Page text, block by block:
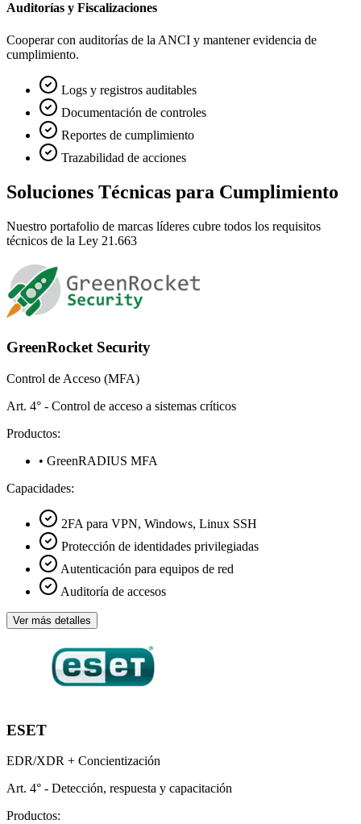
Auditorías y Fiscalizaciones
Cooperar con auditorías de la ANCI y mantener evidencia de
cumplimiento.
Logs y registros auditables
Documentación de controles
Reportes de cumplimiento
Trazabilidad de acciones
Soluciones Técnicas para Cumplimiento
Nuestro portafolio de marcas líderes cubre todos los requisitos
técnicos de la Ley 21.663
GreenRocket Security
Control de Acceso (MFA)
Art. 4° - Control de acceso a sistemas críticos
Productos:
• GreenRADIUS MFA
Capacidades:
2FA para VPN, Windows, Linux SSH
Protección de identidades privilegiadas
Autenticación para equipos de red
Auditoría de accesos
Ver más detalles
ESET
EDR/XDR + Concientización
Art. 4° - Detección, respuesta y capacitación
Productos: